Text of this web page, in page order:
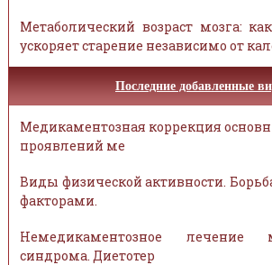
Метаболический возраст мозга:
ускоряет старение независимо от
Последние добавленные
Медикаментозная коррекция
проявлений ме
Виды физической активности.
факторами.
Немедикаментозное лечение
синдрома. Диетотер